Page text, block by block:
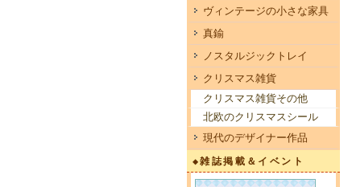
ヴィンテージの小さな家具
真鍮
ノスタルジックトレイ
クリスマス雑貨
クリスマス雑貨その他
北欧のクリスマスシール
現代のデザイナー作品
◆雑誌掲載＆イベント